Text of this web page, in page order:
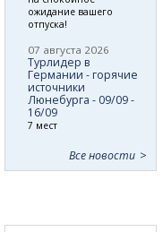
ожидание вашего
отпуска!
07 августа 2026
Турлидер в
Германии - горячие
источники
Люнебурга - 09/09 -
16/09
7 мест
Все новости